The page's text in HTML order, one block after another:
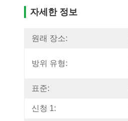
자세한 정보
원래 장소:
방위 유형:
표준:
신청 1: